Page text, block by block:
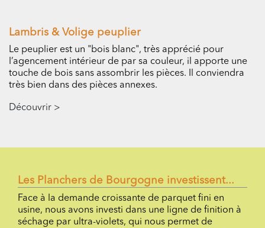
Lambris & Volige peuplier
Le peuplier est un "bois blanc", très apprécié pour
l’agencement intérieur de par sa couleur, il apporte une
touche de bois sans assombrir les pièces. Il conviendra
très bien dans des pièces annexes.
Découvrir >
Les Planchers de Bourgogne investissent...
Face à la demande croissante de parquet fini en
usine, nous avons investi dans une ligne de finition à
séchage par ultra-violets, qui nous permet de